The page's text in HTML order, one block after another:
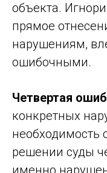
объекта.
прямое
нарушениям,
ошибочными.
Четвертая
конкретных
необходимость
решении суды
именно